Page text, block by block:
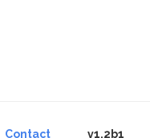
Contact v1.2b1